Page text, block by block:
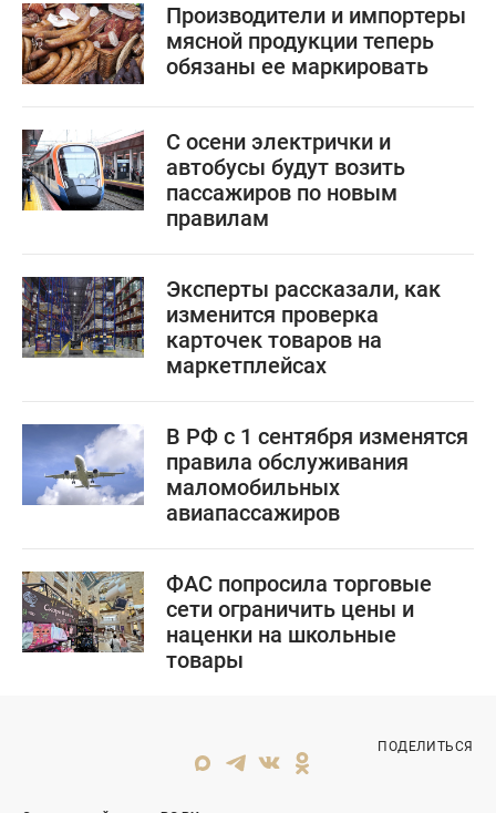
Производители и импортеры
мясной продукции теперь
обязаны ее маркировать
С осени электрички и
автобусы будут возить
пассажиров по новым
правилам
Эксперты рассказали, как
изменится проверка
карточек товаров на
маркетплейсах
В РФ с 1 сентября изменятся
правила обслуживания
маломобильных
авиапассажиров
ФАС попросила торговые
сети ограничить цены и
наценки на школьные
товары
ПОДЕЛИТЬСЯ